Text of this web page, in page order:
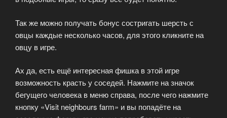
Так же можно получать бонус состригать шерсть с
овцы каждые несколько часов, для этого кликните на
овцу в игре.
Ах да, есть ещё интересная фишка в этой игре
возможность красть у соседей. Нажмите на значок
бегущего человека в меню справа, после чего нажмите
кнопку «Visit neighbours farm» и вы попадёте на